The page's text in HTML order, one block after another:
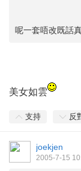
呢一套唔改既話
美女如雲
支持 反
joekjen
2005-7-15